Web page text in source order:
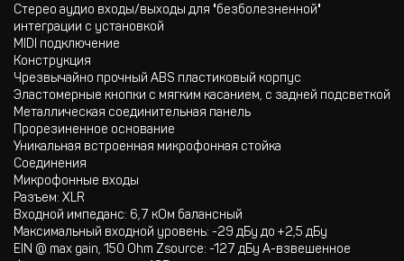
Стерео аудио входы/выходы для "безболезненной"
интеграции с установкой
MIDI подключение
Конструкция
Чрезвычайно прочный ABS пластиковый корпус
Эластомерные кнопки с мягким касанием, с задней подсветкой
Металлическая соединительная панель
Прорезиненное основание
Уникальная встроенная микрофонная стойка
Соединения
Микрофонные входы
Разъем: XLR
Входной импеданс: 6,7 кОм балансный
Максимальный входной уровень: -29 дБу до +2,5 дБу
EIN @ max gain, 150 Ohm Zsource: -127 дБу A-взвешенное